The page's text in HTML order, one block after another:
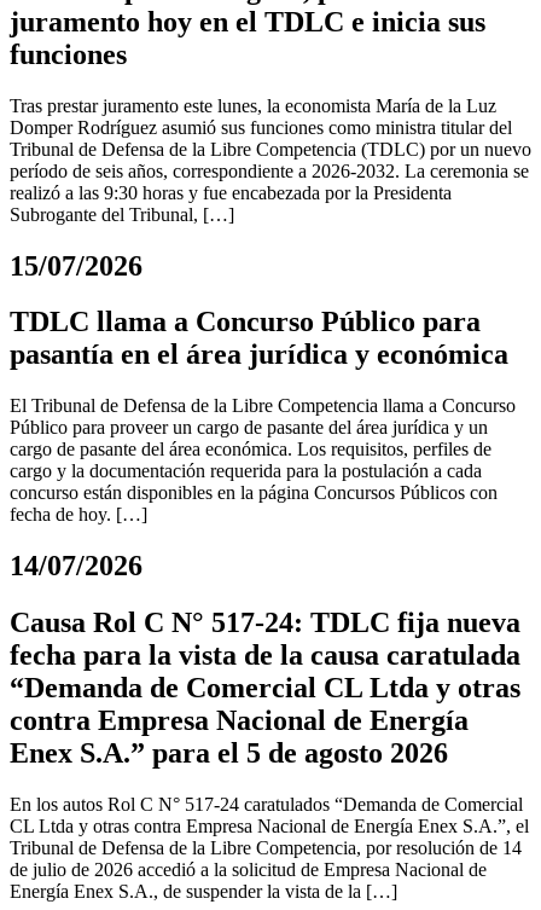
juramento hoy en el TDLC e inicia sus
funciones
Tras prestar juramento este lunes, la economista María de la Luz
Domper Rodríguez asumió sus funciones como ministra titular del
Tribunal de Defensa de la Libre Competencia (TDLC) por un nuevo
período de seis años, correspondiente a 2026-2032. La ceremonia se
realizó a las 9:30 horas y fue encabezada por la Presidenta
Subrogante del Tribunal, […]
15/07/2026
TDLC llama a Concurso Público para
pasantía en el área jurídica y económica
El Tribunal de Defensa de la Libre Competencia llama a Concurso
Público para proveer un cargo de pasante del área jurídica y un
cargo de pasante del área económica. Los requisitos, perfiles de
cargo y la documentación requerida para la postulación a cada
concurso están disponibles en la página Concursos Públicos con
fecha de hoy. […]
14/07/2026
Causa Rol C N° 517-24: TDLC fija nueva
fecha para la vista de la causa caratulada
“Demanda de Comercial CL Ltda y otras
contra Empresa Nacional de Energía
Enex S.A.” para el 5 de agosto 2026
En los autos Rol C N° 517-24 caratulados “Demanda de Comercial
CL Ltda y otras contra Empresa Nacional de Energía Enex S.A.”, el
Tribunal de Defensa de la Libre Competencia, por resolución de 14
de julio de 2026 accedió a la solicitud de Empresa Nacional de
Energía Enex S.A., de suspender la vista de la […]